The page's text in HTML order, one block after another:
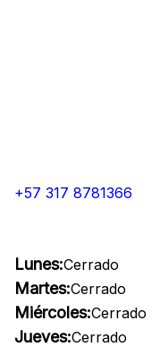
+57 317 8781366
Lunes:Cerrado
Martes:Cerrado
Miércoles:Cerrado
Jueves:Cerrado